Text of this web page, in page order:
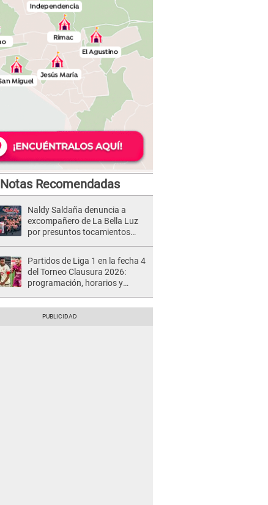
Notas Recomendadas
Naldy Saldaña denuncia a
excompañero de La Bella Luz
por presuntos tocamientos
Partidos de Liga 1 en la fecha 4
del Torneo Clausura 2026:
programación, horarios y